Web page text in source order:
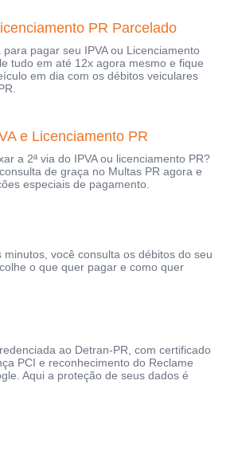
PR Parcelado
para pagar seu IPVA ou Licenciamento
tudo em até 12x agora mesmo e fique
em dia com os débitos veiculares
e Licenciamento PR
a 2ª via do IPVA ou licenciamento PR?
de graça no Multas PR agora e
especiais de pagamento.
minutos, você consulta os débitos do seu
o que quer pagar e como quer
ao Detran-PR, com certificado
PCI e reconhecimento do Reclame
Aqui a proteção de seus dados é